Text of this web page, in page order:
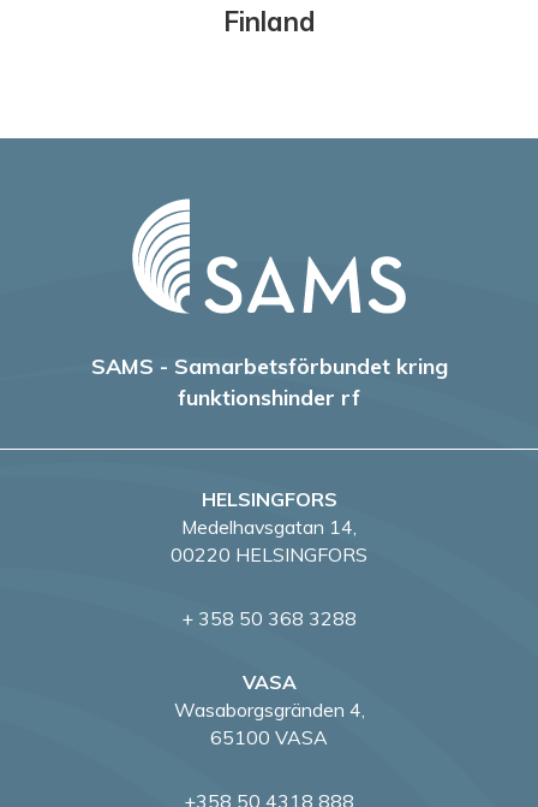
Finland
SAMS - Samarbetsförbundet kring
funktionshinder rf
HELSINGFORS
Medelhavsgatan 14,
00220 HELSINGFORS
+ 358 50 368 3288
VASA
Wasaborgsgränden 4,
65100 VASA
+358 50 4318 888